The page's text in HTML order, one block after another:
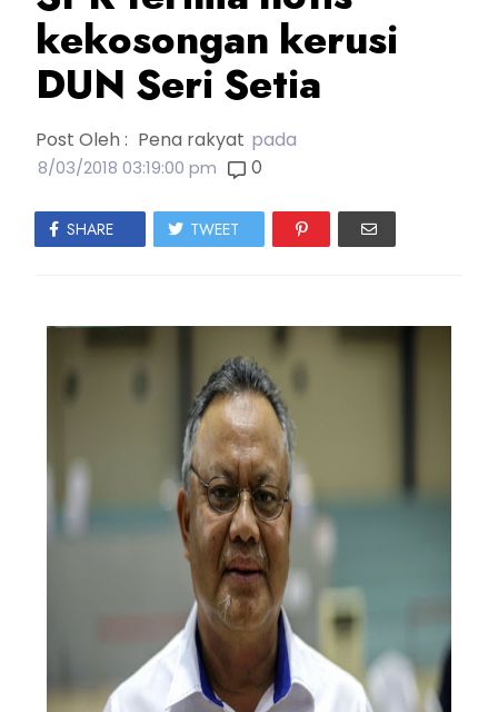
kekosongan kerusi
DUN Seri Setia
Post Oleh : Pena rakyat pada
8/03/2018 03:19:00 pm 0
SHARE TWEET